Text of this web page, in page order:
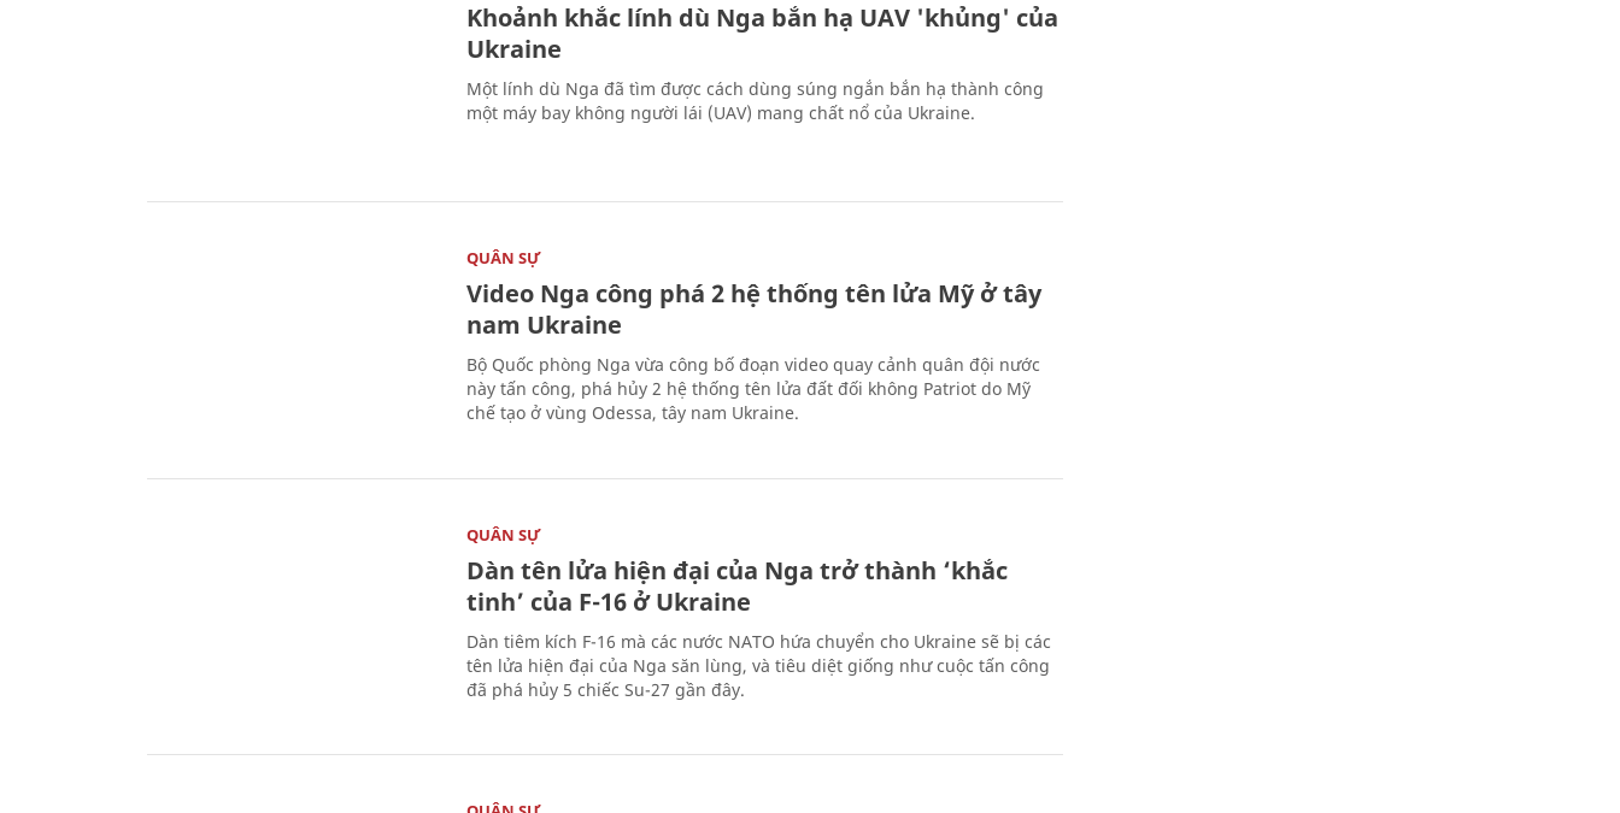
Khoảnh khắc lính dù Nga bắn hạ UAV 'khủng' của
Ukraine
Một lính dù Nga đã tìm được cách dùng súng ngắn bắn hạ thành công
một máy bay không người lái (UAV) mang chất nổ của Ukraine.
QUÂN SỰ
Video Nga công phá 2 hệ thống tên lửa Mỹ ở tây
nam Ukraine
Bộ Quốc phòng Nga vừa công bố đoạn video quay cảnh quân đội nước
này tấn công, phá hủy 2 hệ thống tên lửa đất đối không Patriot do Mỹ
chế tạo ở vùng Odessa, tây nam Ukraine.
QUÂN SỰ
Dàn tên lửa hiện đại của Nga trở thành ‘khắc
tinh’ của F-16 ở Ukraine
Dàn tiêm kích F-16 mà các nước NATO hứa chuyển cho Ukraine sẽ bị các
tên lửa hiện đại của Nga săn lùng, và tiêu diệt giống như cuộc tấn công
đã phá hủy 5 chiếc Su-27 gần đây.